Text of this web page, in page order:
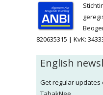
820635315 | KvK:
English
Get regular updates